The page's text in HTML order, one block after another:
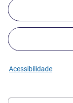
Acessibilidade